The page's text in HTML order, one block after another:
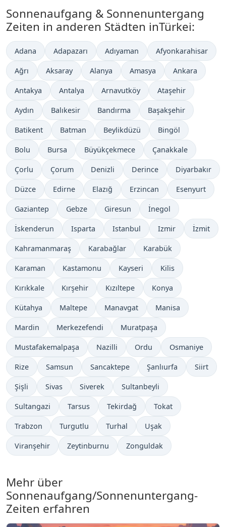
Sonnenaufgang & Sonnenuntergang
Zeiten in anderen Städten inTürkei:
Adana Adapazarı Adıyaman Afyonkarahisar
Ağrı Aksaray Alanya Amasya Ankara
Antakya Antalya Arnavutköy Ataşehir
Aydın Balıkesir Bandırma Başakşehir
Batikent Batman Beylikdüzü Bingöl
Bolu Bursa Büyükçekmece Çanakkale
Çorlu Çorum Denizli Derince Diyarbakır
Düzce Edirne Elazığ Erzincan Esenyurt
Gaziantep Gebze Giresun İnegol
İskenderun Isparta Istanbul Izmir İzmit
Kahramanmaraş Karabağlar Karabük
Karaman Kastamonu Kayseri Kilis
Kırıkkale Kırşehir Kızıltepe Konya
Kütahya Maltepe Manavgat Manisa
Mardin Merkezefendi Muratpaşa
Mustafakemalpaşa Nazilli Ordu Osmaniye
Rize Samsun Sancaktepe Şanlıurfa Siirt
Şişli Sivas Siverek Sultanbeyli
Sultangazi Tarsus Tekirdağ Tokat
Trabzon Turgutlu Turhal Uşak
Viranşehir Zeytinburnu Zonguldak
Mehr über
Sonnenaufgang/Sonnenuntergang-
Zeiten erfahren